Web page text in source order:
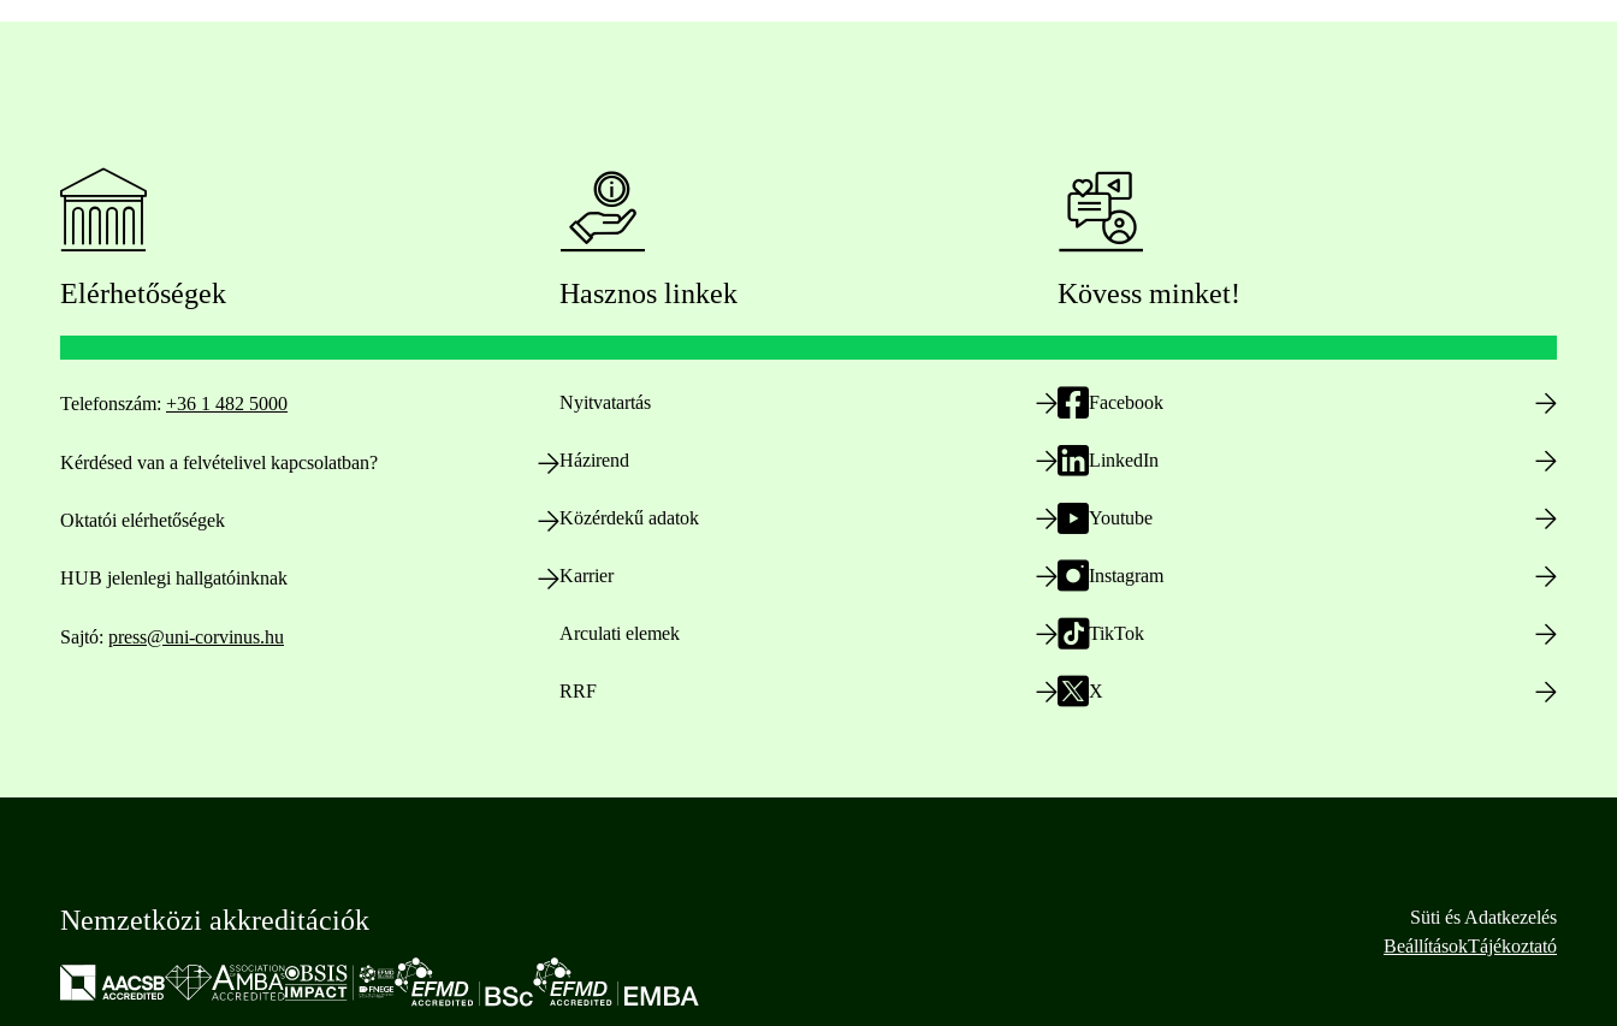
Elérhetőségek
Telefonszám: +36 1 482 5000
Kérdésed van a felvételivel kapcsolatban?
Oktatói elérhetőségek
HUB jelenlegi hallgatóinknak
Sajtó: press@uni-corvinus.hu
Hasznos linkek
Nyitvatartás
Házirend
Közérdekű adatok
Karrier
Arculati elemek
RRF
Kövess minket!
Facebook
LinkedIn
Youtube
Instagram
TikTok
X
Nemzetközi akkreditációk
Süti és Adatkezelés
BeállításokTájékoztató